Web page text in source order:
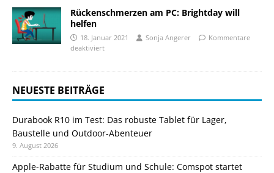
Rückenschmerzen am PC: Brightday will
helfen
18. Januar 2021 Sonja Angerer
Kommentare
deaktiviert
NEUESTE BEITRÄGE
Durabook R10 im Test: Das robuste Tablet für Lager,
Baustelle und Outdoor-Abenteuer
9. August 2026
Apple-Rabatte für Studium und Schule: Comspot startet